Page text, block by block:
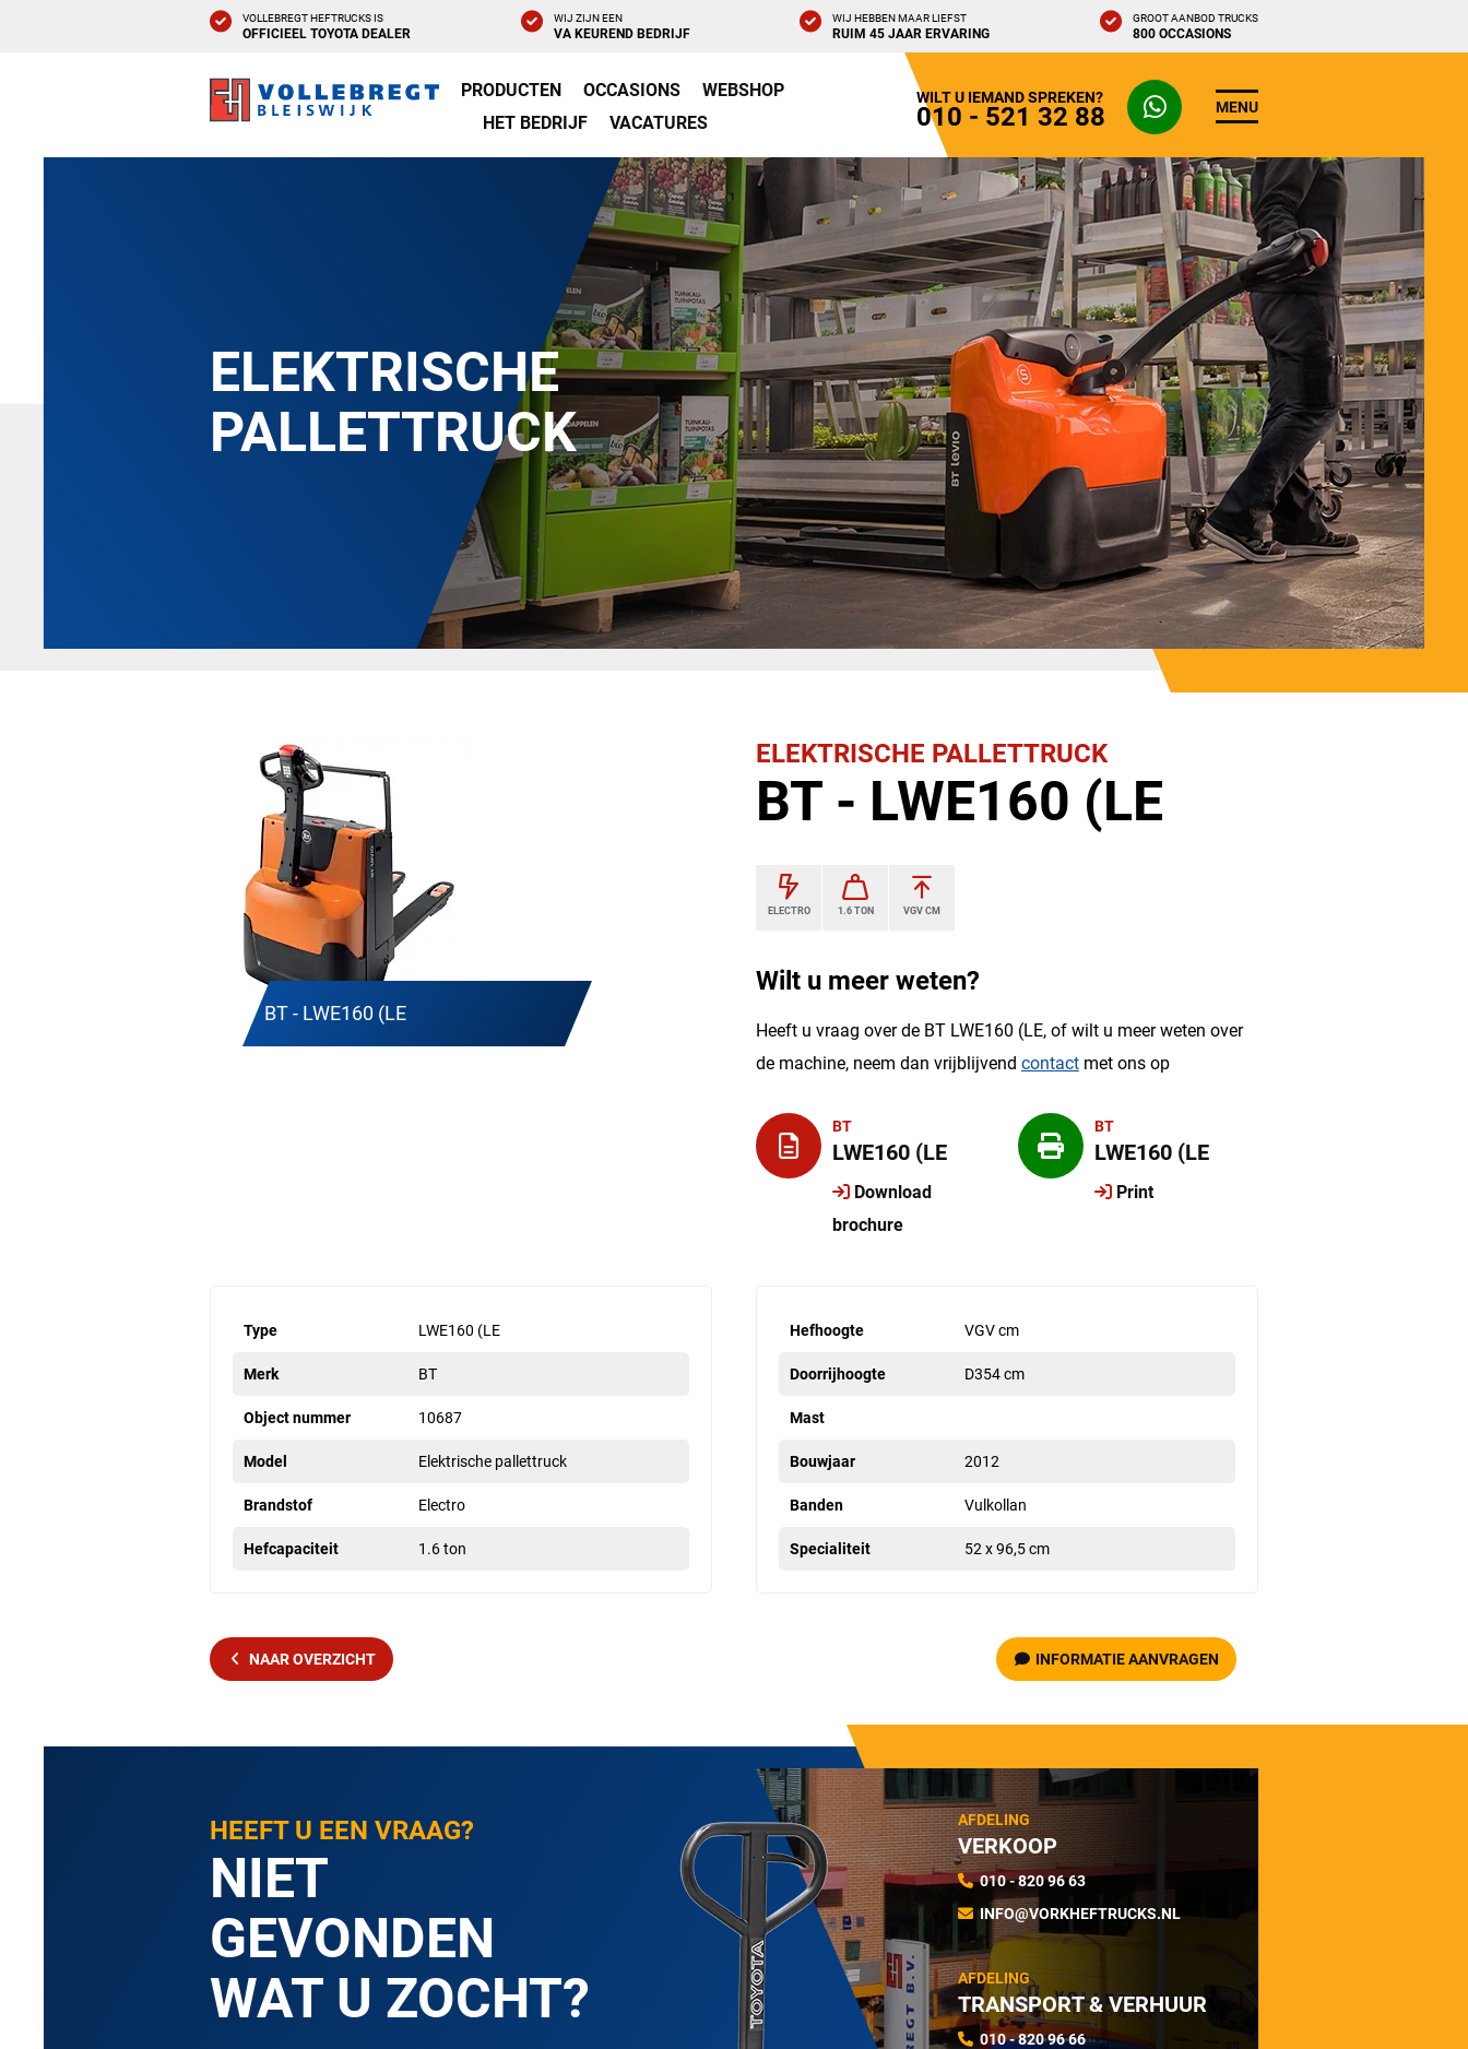
VOLLEBREGT HEFTRUCKS IS
OFFICIEEL TOYOTA DEALER
WIJ ZIJN EEN
VA KEUREND BEDRIJF
WIJ HEBBEN MAAR LIEFST
RUIM 45 JAAR ERVARING
GROOT AANBOD TRUCKS
800 OCCASIONS
PRODUCTEN OCCASIONS
WEBSHOP
HET BEDRIJF
VACATURES
WILT U IEMAND SPREKEN?
010 - 521 32 88 MENU
ELEKTRISCHE
PALLETTRUCK
BT - LWE160 (LE
ELEKTRISCHE PALLETTRUCK
BT - LWE160 (LE
ELECTRO 1.6 TON VGV CM
Wilt u meer weten?
Heeft u vraag over de BT LWE160 (LE, of wilt u meer weten over
de machine, neem dan vrijblijvend contact met ons op
BT
LWE160 (LE
Download
brochure
BT
LWE160 (LE
Print
Type LWE160 (LE
Merk BT
Object nummer 10687
Model Elektrische pallettruck
Brandstof Electro
Hefcapaciteit 1.6 ton
Hefhoogte VGV cm
Doorrijhoogte D354 cm
Mast
Bouwjaar 2012
Banden Vulkollan
Specialiteit 52 x 96,5 cm
NAAR OVERZICHT INFORMATIE AANVRAGEN
HEEFT U EEN VRAAG?
NIET
GEVONDEN
WAT U ZOCHT?
AFDELING
VERKOOP
010 - 820 96 63
INFO@VORKHEFTRUCKS.NL
AFDELING
TRANSPORT & VERHUUR
010 - 820 96 66